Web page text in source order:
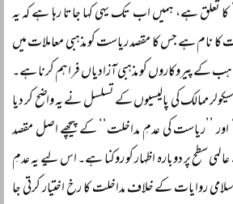
تعلق ہے، ہمیں اب تک یہی کہا جاتا رہا ہے کہ یہ
کا نام ہے جس کا مقصد ریاست کو مذہبی معاملات میں
کے پیروکاروں کو مذہبی آزادیاں فراہم کرنا ہے۔
ممالک کی پالیسیوں کے تسلسل نے یہ واضح کر دیا
’’ریاست کی عدمِ مداخلت‘‘ کے پیچھے اصل مقصد
سطح پر دوبارہ اظہار کو روکنا ہے۔ اس لیے یہ عدمِ
روایات کے خلاف مداخلت کا رخ اختیار کرتی جا